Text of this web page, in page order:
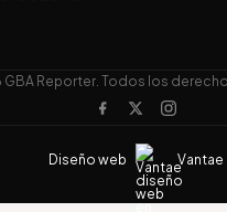
GBA Reporter. Todos los
Diseño web Vantae